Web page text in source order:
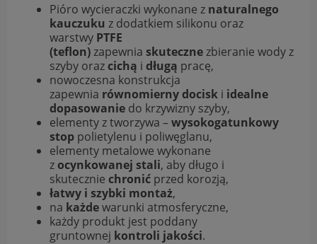
Pióro wycieraczki wykonane z naturalnego
kauczuku z dodatkiem silikonu oraz
warstwy PTFE
(teflon)zapewnia skutecznezbieranie wody z
szyby orazcichą i długą pracę,
nowoczesna konstrukcja
zapewnia równomierny docisk i idealne
dopasowanie do krzywizny szyby,
elementy z tworzywa –wysokogatunkowy
stop polietylenu i poliwęglanu,
elementy metalowe wykonane
zocynkowanej stali, aby długo i
skutecznie chronić przed korozją,
łatwy i szybki montaż,
na każdewarunki atmosferyczne,
każdy produkt jest poddany
gruntownej kontroli jakości.